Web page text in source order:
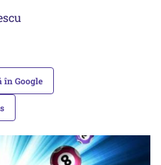
în Google